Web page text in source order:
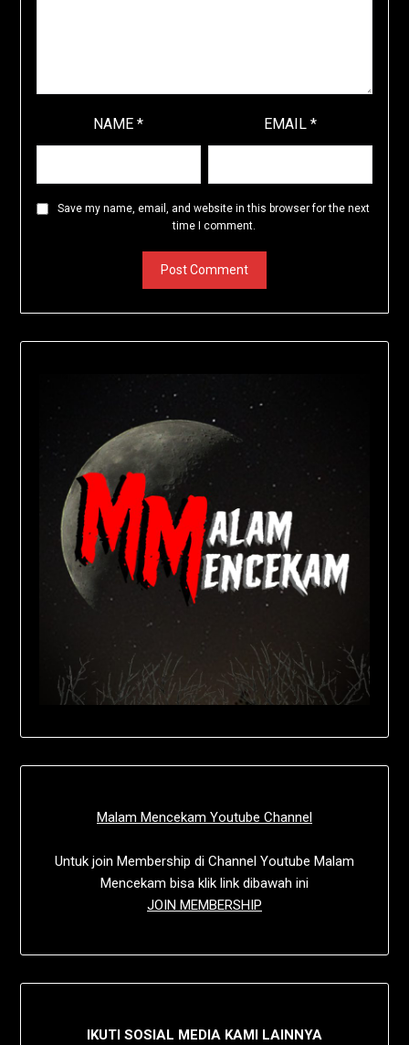
NAME* EMAIL*
Save my name, email, and website in this browser for the next
time I comment.
Malam Mencekam Youtube Channel
Untuk join Membership di Channel Youtube Malam
Mencekam bisa klik link dibawah ini
JOIN MEMBERSHIP
IKUTI SOSIAL MEDIA KAMI LAINNYA